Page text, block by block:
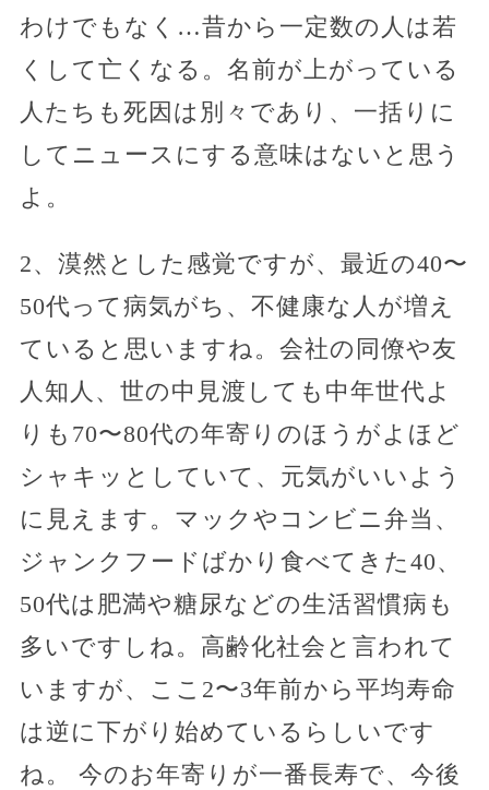
わけでもなく…昔から一定数の人は若
くして亡くなる。名前が上がっている
人たちも死因は別々であり、一括りに
してニュースにする意味はないと思う
よ。
2、漠然とした感覚ですが、最近の40〜
50代って病気がち、不健康な人が増え
ていると思いますね。会社の同僚や友
人知人、世の中見渡しても中年世代よ
りも70〜80代の年寄りのほうがよほど
シャキッとしていて、元気がいいよう
に見えます。マックやコンビニ弁当、
ジャンクフードばかり食べてきた40、
50代は肥満や糖尿などの生活習慣病も
多いですしね。高齢化社会と言われて
いますが、ここ2〜3年前から平均寿命
は逆に下がり始めているらしいです
ね。 今のお年寄りが一番長寿で、今後